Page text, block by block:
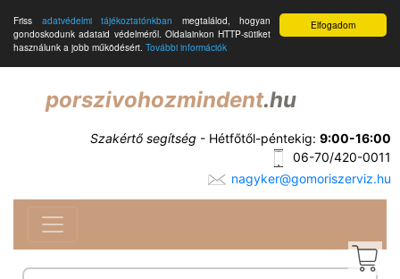
Elfogadom
Friss adatvédelmi tájékoztatónkban megtalálod, hogyan
gondoskodunk adataid védelméről. Oldalainkon HTTP-sütiket
használunk a jobb működésért. További információk
porszivohozmindent.hu
Szakértő segítség - Hétfőtől-péntekig: 9:00-16:00
06-70/420-0011
nagyker@gomoriszerviz.hu